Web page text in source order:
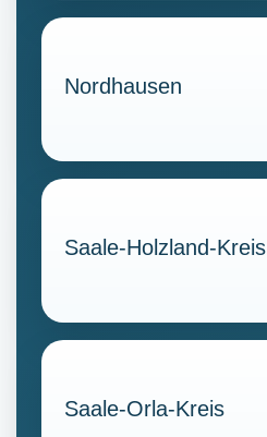
Nordhausen
Saale-Holzland-Kreis
Saale-Orla-Kreis